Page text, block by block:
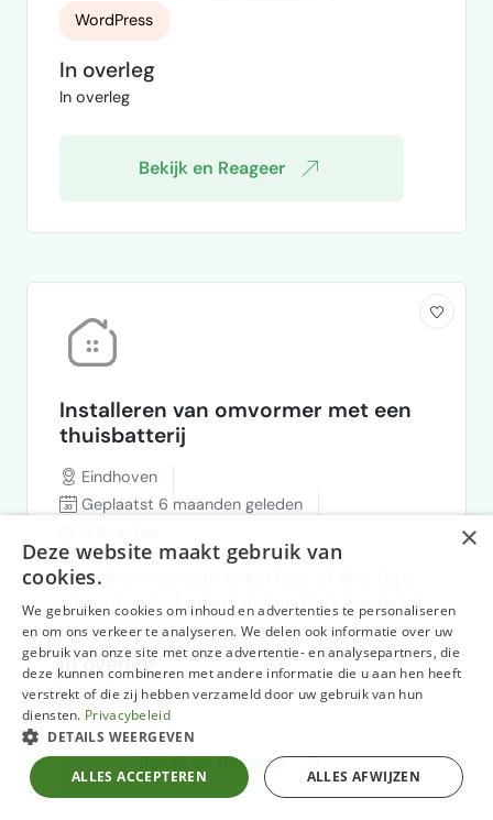
uurtarief. Het gaat om een eenmalig
WordPress
In overleg
In overleg
Bekijk en Reageer
Installeren van omvormer met een
thuisbatterij
Eindhoven
Geplaatst 6 maanden geleden
Installeren van een enkel fase of drie fase
omvormer met smart meter. Deze koppelen
aan de thuisbatterij die we verkopen. In
overleg kunt u de spullen ophalen en
meenemen naar locatie. Ook kunnen alle
spullen naar de persoon thuis worden
gestuurd en dat je het ter plekke installeert.
Dit is per klus. Neem contact op en dan ben
ik benieuwd wat je per klus vraagt.
In overleg
In overleg
Bekijk en Reageer
×
Deze website maakt gebruik van
cookies.
We gebruiken cookies om inhoud en advertenties te personaliseren
en om ons verkeer te analyseren. We delen ook informatie over uw
gebruik van onze site met onze advertentie- en analysepartners, die
deze kunnen combineren met andere informatie die u aan hen heeft
verstrekt of die zij hebben verzameld door uw gebruik van hun
diensten. Privacybeleid
DETAILS WEERGEVEN
ALLES ACCEPTEREN ALLES AFWIJZEN